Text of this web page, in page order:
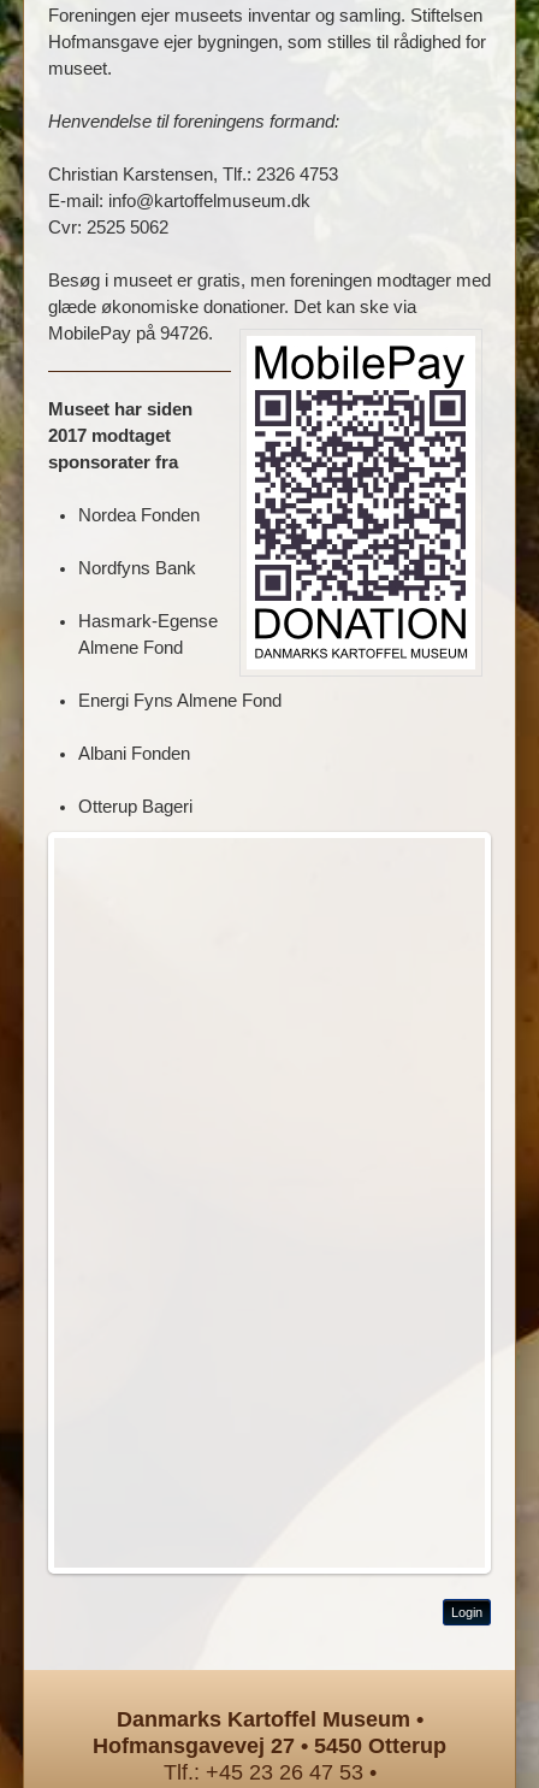
Foreningen ejer museets inventar og samling. Stiftelsen
Hofmansgave ejer bygningen, som stilles til rådighed for
museet.
Henvendelse til foreningens formand:
Christian Karstensen, Tlf.: 2326 4753
E-mail: info@kartoffelmuseum.dk
Cvr: 2525 5062
Besøg i museet er gratis, men foreningen modtager med
glæde økonomiske donationer. Det kan ske via
MobilePay på 94726.
Museet har siden
2017 modtaget
sponsorater fra
Nordea Fonden
Nordfyns Bank
Hasmark-Egense
Almene Fond
Energi Fyns Almene Fond
Albani Fonden
Otterup Bageri
Login
Danmarks Kartoffel Museum •
Hofmansgavevej 27 • 5450 Otterup
Tlf.: +45 23 26 47 53 •